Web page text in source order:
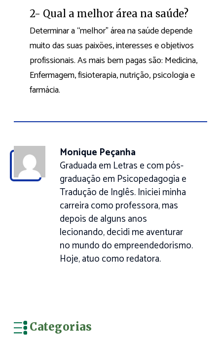
2- Qual a melhor área na saúde?
Determinar a “melhor” área na saúde depende
muito das suas paixões, interesses e objetivos
profissionais. As mais bem pagas são: Medicina,
Enfermagem, fisioterapia, nutrição, psicologia e
farmácia.
Monique Peçanha
Graduada em Letras e com pós-
graduação em Psicopedagogia e
Tradução de Inglês. Iniciei minha
carreira como professora, mas
depois de alguns anos
lecionando, decidi me aventurar
no mundo do empreendedorismo.
Hoje, atuo como redatora.
Categorias